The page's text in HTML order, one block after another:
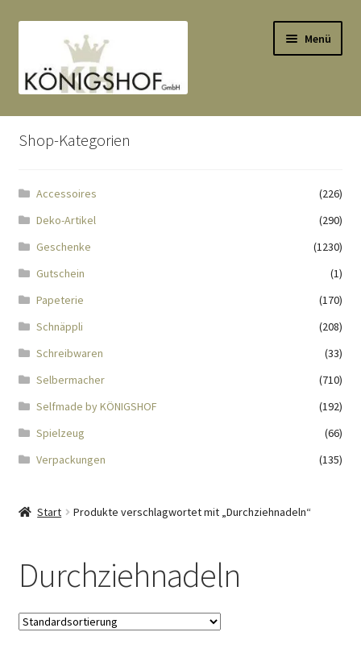
Navigation
springen
springen
Menü
Start
Anlässe
Datenauszug
Echtheit von Bewertungen
Impressum
Kasse
KÖNIGSHOF-Lädeli
Kontaktformular
Kunden-/Mitarbeitergeschenke
Shop-Kategorien
Accessoires
(226)
Deko-Artikel
(290)
Geschenke
(1230)
Gutschein
(1)
Papeterie
(170)
Schnäppli
(208)
Schreibwaren
(33)
Selbermacher
(710)
Selfmade by KÖNIGSHOF
(192)
Spielzeug
(66)
Verpackungen
(135)
Start Produkte verschlagwortet mit „Durchziehnadeln“
Durchziehnadeln